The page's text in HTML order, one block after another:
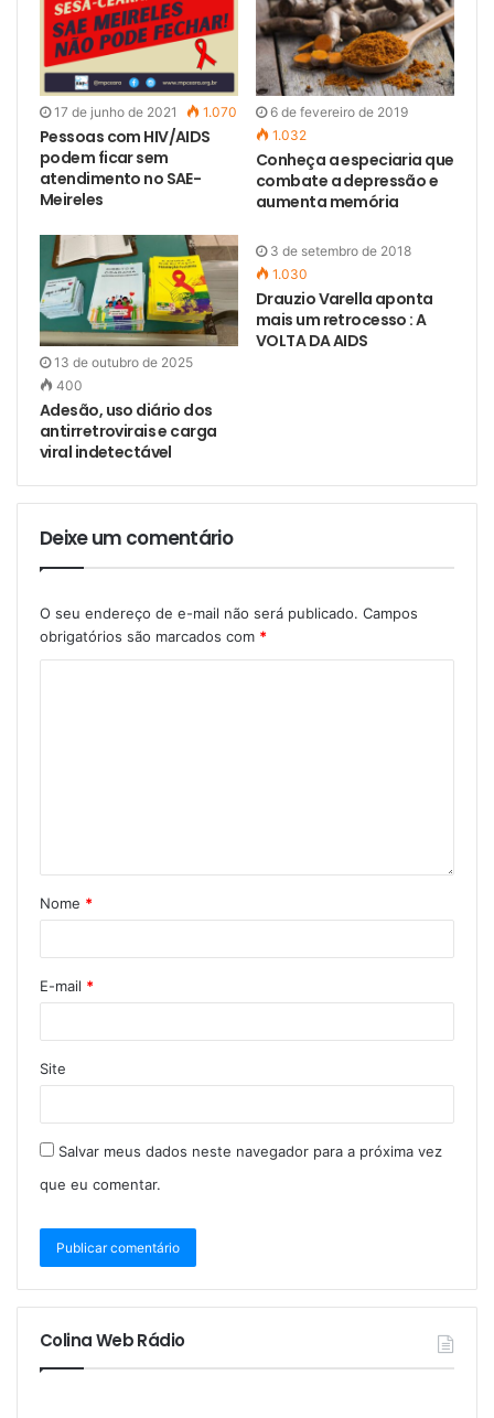
17 de junho de 2021 1.070
Pessoas com HIV/AIDS
podem ficar sem
atendimento no SAE-
Meireles
6 de fevereiro de 2019
1.032
Conheça a especiaria que
combate a depressão e
aumenta memória
13 de outubro de 2025
400
Adesão, uso diário dos
antirretrovirais e carga
viral indetectável
3 de setembro de 2018
1.030
Drauzio Varella aponta
mais um retrocesso : A
VOLTA DA AIDS
Deixe um comentário
O seu endereço de e-mail não será publicado. Campos
obrigatórios são marcados com *
Nome *
E-mail *
Site
Salvar meus dados neste navegador para a próxima vez
que eu comentar.
Colina Web Rádio